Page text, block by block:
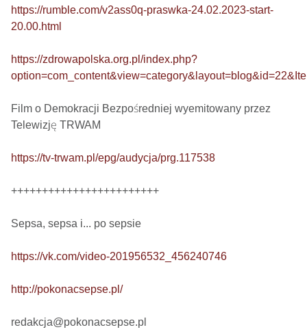
https://rumble.com/v2ass0q-praswka-24.02.2023-start-
20.00.html
https://zdrowapolska.org.pl/index.php?
Film o Demokracji Bezpośredniej wyemitowany przez
Telewizję TRWAM
https://tv-trwam.pl/epg/audycja/prg.117538
++++++++++++++++++++++++
Sepsa, sepsa i... po sepsie
https://vk.com/video-201956532_456240746
http://pokonacsepse.pl/
redakcja@pokonacsepse.pl